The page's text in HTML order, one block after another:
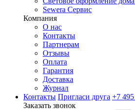
Sewera Сервис
Компания
О нас
Контакты
Партнерам
Отзывы
Оплата
Гарантия
Доставка
Журнал
Контакты Пригласи друга +7
Заказать звонок